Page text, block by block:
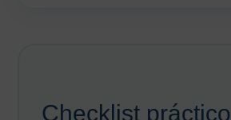
Checklist